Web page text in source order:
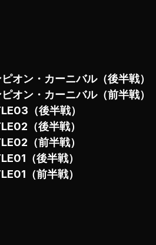
オン・カーニバル（後半戦）
オン・カーニバル（前半戦）
（後半戦）
（後半戦）
（前半戦）
（後半戦）
（前半戦）